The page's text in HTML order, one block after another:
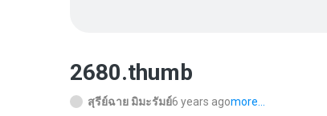
2680.thumb
สุรีย์ฉาย มิมะรัมย์6 years agomore...